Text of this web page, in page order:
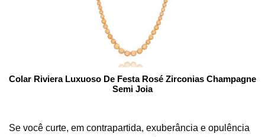
Colar Riviera Luxuoso De Festa Rosé Zirconias Champagne
Semi Joia
Se você curte, em contrapartida, exuberância e opulência